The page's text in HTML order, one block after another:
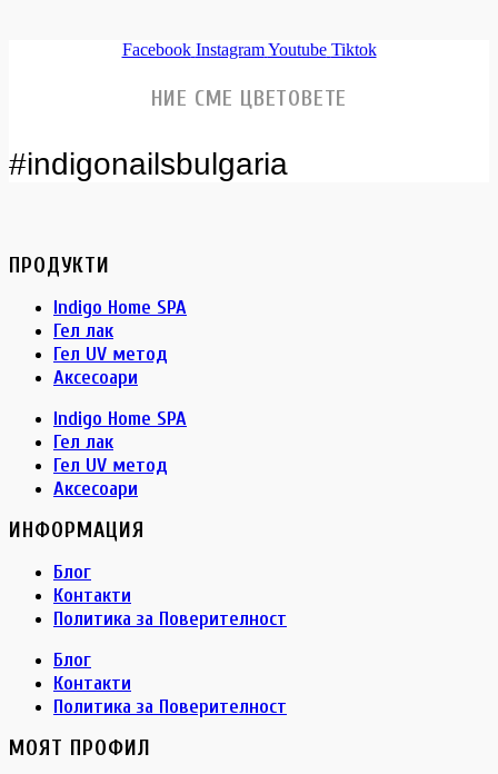
Facebook Instagram Youtube Tiktok
НИЕ СМЕ ЦВЕТОВЕТЕ
#indigonailsbulgaria
ПРОДУКТИ
Indigo Home SPA
Гел лак
Гел UV метод
Аксесоари
Indigo Home SPA
Гел лак
Гел UV метод
Аксесоари
ИНФОРМАЦИЯ
Блог
Контакти
Политика за Поверителност
Блог
Контакти
Политика за Поверителност
МОЯТ ПРОФИЛ